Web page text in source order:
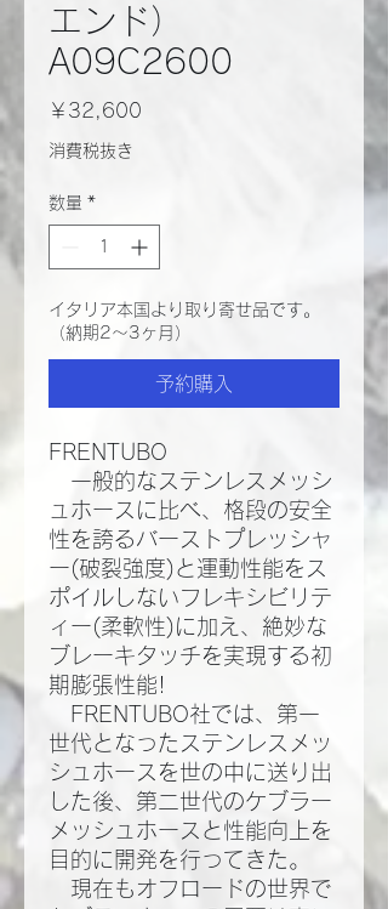
エンド）
A09C2600
￥32,600
消費税抜き
数量 *
イタリア本国より取り寄せ品です。
（納期2～3ヶ月）
予約購入
FRENTUBO
一般的なステンレスメッシ
ュホースに比べ、格段の安全
性を誇るバーストプレッシャ
ー(破裂強度)と運動性能をス
ポイルしないフレキシビリテ
ィー(柔軟性)に加え、絶妙な
ブレーキタッチを実現する初
期膨張性能!​
FRENTUBO社では、第一
世代となったステンレスメッ
シュホースを世の中に送り出
した後、第二世代のケブラー
メッシュホースと性能向上を
目的に開発を行ってきた。​
現在もオフロードの世界で